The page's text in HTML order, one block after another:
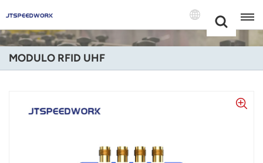
+86 -18681515767
English
Русский
MODULO RFID UHF